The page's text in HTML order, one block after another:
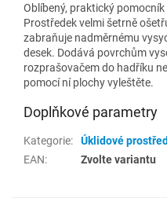
Oblíbený, praktický
Prostředek velmi šetrně
zabraňuje nadměrnému
desek. Dodává povrchům
rozprašovačem do hadříku
pomocí ní plochy vyleštěte.
Doplňkové parametry
Kategorie:
Úklidové
EAN: Zvolte variantu